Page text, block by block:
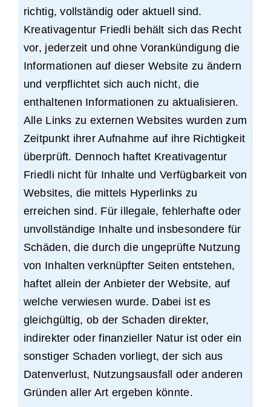
richtig, vollständig oder aktuell sind.
Kreativagentur Friedli behält sich das Recht
vor, jederzeit und ohne Vorankündigung die
Informationen auf dieser Website zu ändern
und verpflichtet sich auch nicht, die
enthaltenen Informationen zu aktualisieren.
Alle Links zu externen Websites wurden zum
Zeitpunkt ihrer Aufnahme auf ihre Richtigkeit
überprüft. Dennoch haftet Kreativagentur
Friedli nicht für Inhalte und Verfügbarkeit von
Websites, die mittels Hyperlinks zu
erreichen sind. Für illegale, fehlerhafte oder
unvollständige Inhalte und insbesondere für
Schäden, die durch die ungeprüfte Nutzung
von Inhalten verknüpfter Seiten entstehen,
haftet allein der Anbieter der Website, auf
welche verwiesen wurde. Dabei ist es
gleichgültig, ob der Schaden direkter,
indirekter oder finanzieller Natur ist oder ein
sonstiger Schaden vorliegt, der sich aus
Datenverlust, Nutzungsausfall oder anderen
Gründen aller Art ergeben könnte.